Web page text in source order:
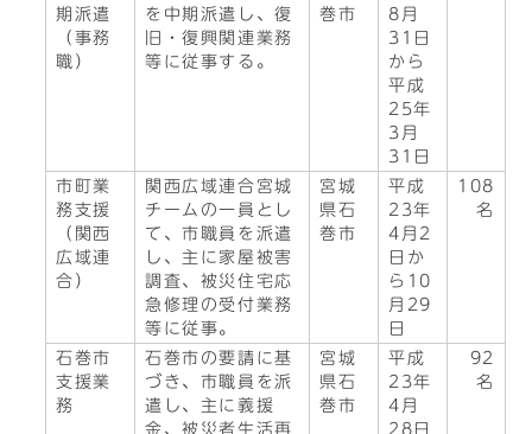
期派遣
（事務
職）
を中期派遣し、復
旧・復興関連業務
等に従事する。
巻市
8月
31日
から
平成
25年
3月
31日
市町業
務支援
（関西
広域連
合）
関西広域連合宮城
チームの一員とし
て、市職員を派遣
し、主に家屋被害
調査、被災住宅応
急修理の受付業務
等に従事。
宮城
県石
巻市
平成
23年
4月2
日か
ら10
月29
日
108
名
石巻市
支援業
務
石巻市の要請に基
づき、市職員を派
遣し、主に義援
金、被災者生活再
宮城
県石
巻市
平成
23年
4月
28日
92
名